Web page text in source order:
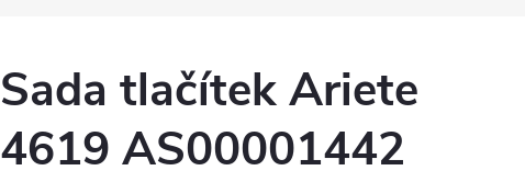
Sada tlačítek Ariete
4619 AS00001442